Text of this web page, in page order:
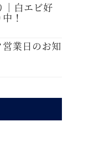
｜白エビ好
！
業日のお知